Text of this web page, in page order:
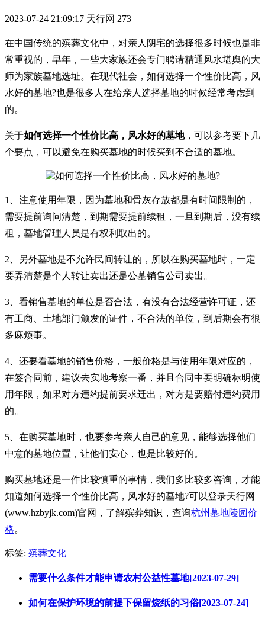
2023-07-24 21:09:17 天行网 273
在中国传统的殡葬文化中，对亲人阴宅的选择很多时候也是非
常重视的，早年，一些大家族还会专门聘请精通风水堪舆的大
师为家族墓地选址。在现代社会，如何选择一个性价比高，风
水好的墓地?也是很多人在给亲人选择墓地的时候经常考虑到
的。
关于如何选择一个性价比高，风水好的墓地，可以参考要下几
个要点，可以避免在购买墓地的时候买到不合适的墓地。
1、注意使用年限，因为墓地和骨灰存放都是有时间限制的，
需要提前询问清楚，到期需要提前续租，一旦到期后，没有续
租，墓地管理人员是有权利取出的。
2、另外墓地是不允许民间转让的，所以在购买墓地时，一定
要弄清楚是个人转让卖出还是公墓销售公司卖出。
3、看销售墓地的单位是否合法，有没有合法经营许可证，还
有工商、土地部门颁发的证件，不合法的单位，到后期会有很
多麻烦事。
4、还要看墓地的销售价格，一般价格是与使用年限对应的，
在签合同前，建议去实地考察一番，并且合同中要明确标明使
用年限，如果对方违约提前要求迁出，对方是要赔付违约费用
的。
5、在购买墓地时，也要参考亲人自己的意见，能够选择他们
中意的墓地位置，让他们安心，也是比较好的。
购买墓地还是一件比较慎重的事情，我们多比较多咨询，才能
知道如何选择一个性价比高，风水好的墓地?可以登录天行网
(www.hzbyjk.com)官网，了解殡葬知识，查询杭州墓地陵园价
格。
标签: 殡葬文化
需要什么条件才能申请农村公益性墓地[2023-07-29]
如何在保护环境的前提下保留烧纸的习俗[2023-07-24]